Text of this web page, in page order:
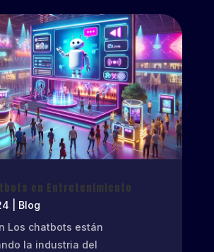
en Entretenimiento
Blog
Los chatbots están
la industria del